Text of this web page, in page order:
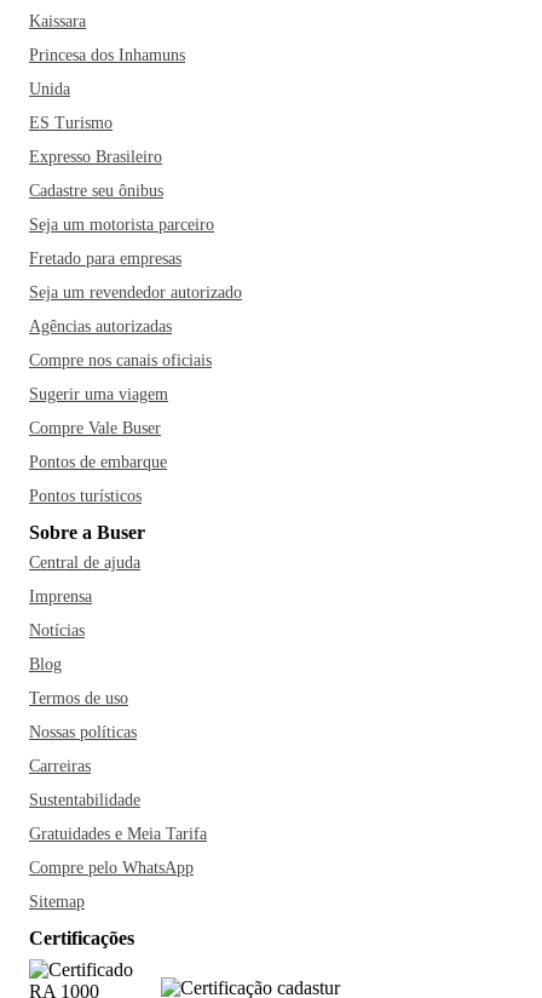
Kaissara
Princesa dos Inhamuns
Unida
ES Turismo
Expresso Brasileiro
Cadastre seu ônibus
Seja um motorista parceiro
Fretado para empresas
Seja um revendedor autorizado
Agências autorizadas
Compre nos canais oficiais
Sugerir uma viagem
Compre Vale Buser
Pontos de embarque
Pontos turísticos
Sobre a Buser
Central de ajuda
Imprensa
Notícias
Blog
Termos de uso
Nossas políticas
Carreiras
Sustentabilidade
Gratuidades e Meia Tarifa
Compre pelo WhatsApp
Sitemap
Certificações